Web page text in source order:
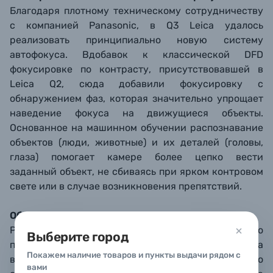
Выберите город
Покажем наличие товаров и пункты выдачи рядом с
вами
Благодаря плотному техническому сотрудничеству
с компанией Panasonic, в Q3 Leica удалось
реализовать принципиально новую систему
автофокуса. Вдобавок к классической DFD
фокусировке по контрасту, присутствовавшей в
Leica Q2, сюда добавили фокусировку с
обнаружением фаз, которая значительно упрощает
наведение фокуса на движущиеся объекты.
Основанное на машинном обучении распознавание
объектов (люди, животные) и их деталей (головы,
глаза) помогает камере более цепко вести
заданный объект, не сбиваясь при ярком контровом
свете или в случае возникновения препятствий.
Обновленные дисплей и видоискатель
Разрешение заднего дисплея камеры повышено
почти в 2 раза: с 1.04 до 1.84 млн. точек, а
видоискателя – с 3.7 до 5.76 млн. точек. Это